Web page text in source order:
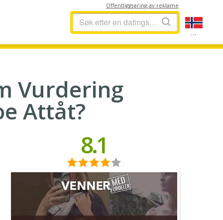
...
Offentliggjøring av reklame
Vurdering
Attåt?
8.1